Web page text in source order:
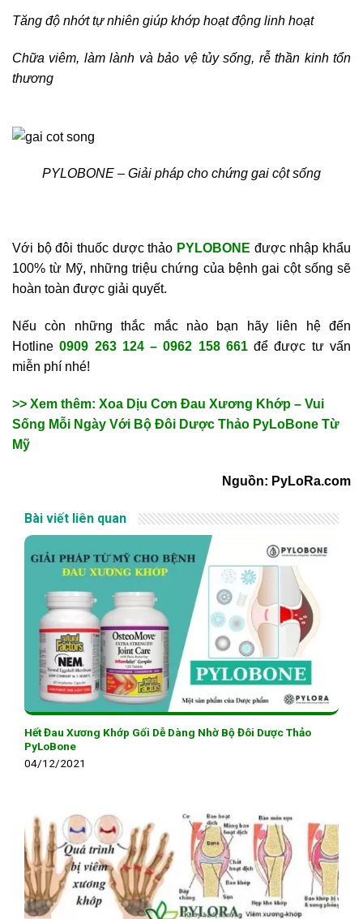
Tăng độ nhớt tự nhiên giúp khớp hoạt động linh hoạt
Chữa viêm, làm lành và bảo vệ tủy sống, rễ thần kinh tổn
thương
PYLOBONE – Giải pháp cho chứng gai cột sống
Với bộ đôi thuốc dược thảo PYLOBONE được nhập khẩu
100% từ Mỹ, những triệu chứng của bệnh gai cột sống sẽ
hoàn toàn được giải quyết.
Nếu còn những thắc mắc nào bạn hãy liên hệ đến
Hotline0909 263 124 – 0962 158 661để được tư vấn
miễn phí nhé!
>> Xem thêm: Xoa Dịu Cơn Đau Xương Khớp – Vui
Sống Mỗi Ngày Với Bộ Đôi Dược Thảo PyLoBone Từ
Mỹ
Nguồn: PyLoRa.com
Bài viết liên quan
Hết Đau Xương Khớp Gối Dễ Dàng Nhờ Bộ Đôi Dược Thảo
PyLoBone
04/12/2021